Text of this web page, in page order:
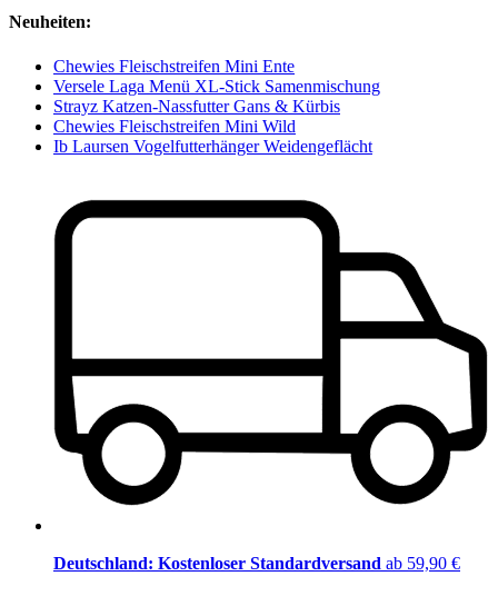
Neuheiten:
Chewies Fleischstreifen Mini Ente
Versele Laga Menü XL-Stick Samenmischung
Strayz Katzen-Nassfutter Gans & Kürbis
Chewies Fleischstreifen Mini Wild
Ib Laursen Vogelfutterhänger Weidengeflächt
Deutschland: Kostenloser Standardversand ab 59,90 €